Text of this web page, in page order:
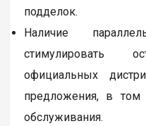
подделок.
Наличие
стимулировать
официальных
предложения, в том
обслуживания.